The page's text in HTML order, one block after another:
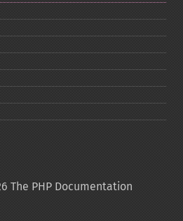
The PHP Documentation